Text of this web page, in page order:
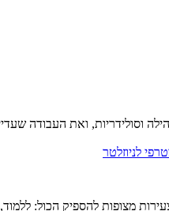
וסולידריות, ואת העבודה
סגרסקי, שמציע מבט חומל, חד ומלא הומור על העשור שבין גיל 20 ל־30 —
לניוזלטר